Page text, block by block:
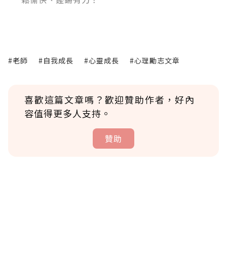
#老師 #自我成長 #心靈成長 #心理勵志文章
喜歡這篇文章嗎？歡迎贊助作者，好內
容值得更多人支持。
贊助